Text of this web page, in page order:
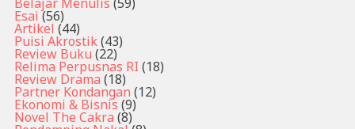
Esai (56)
Artikel (44)
Puisi Akrostik(43)
Review Buku (22)
Relima Perpusnas RI (18)
Review Drama (18)
Partner Kondangan (12)
Ekonomi & Bisnis (9)
Novel The Cakra (8)